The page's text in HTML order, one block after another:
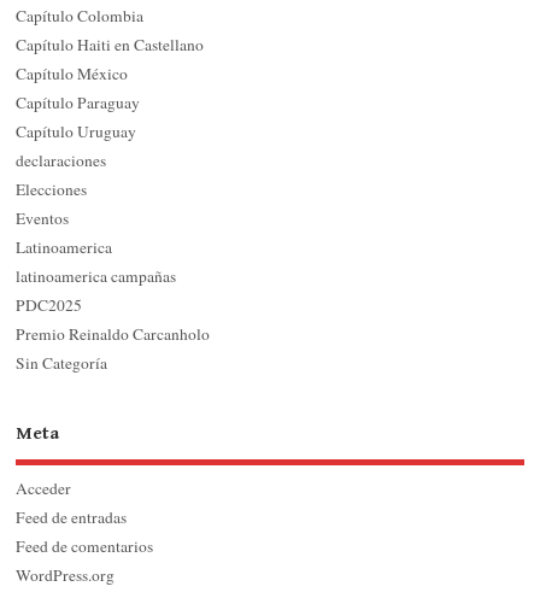
Capítulo Colombia
Capítulo Haiti en Castellano
Capítulo México
Capítulo Paraguay
Capítulo Uruguay
declaraciones
Elecciones
Eventos
Latinoamerica
latinoamerica campañas
PDC2025
Premio Reinaldo Carcanholo
Sin Categoría
Meta
Acceder
Feed de entradas
Feed de comentarios
WordPress.org